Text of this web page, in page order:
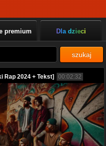
premium Dla dzieci
szukaj
Rap 2024 + Tekst] 00:02:32